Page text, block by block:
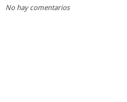
No hay comentarios